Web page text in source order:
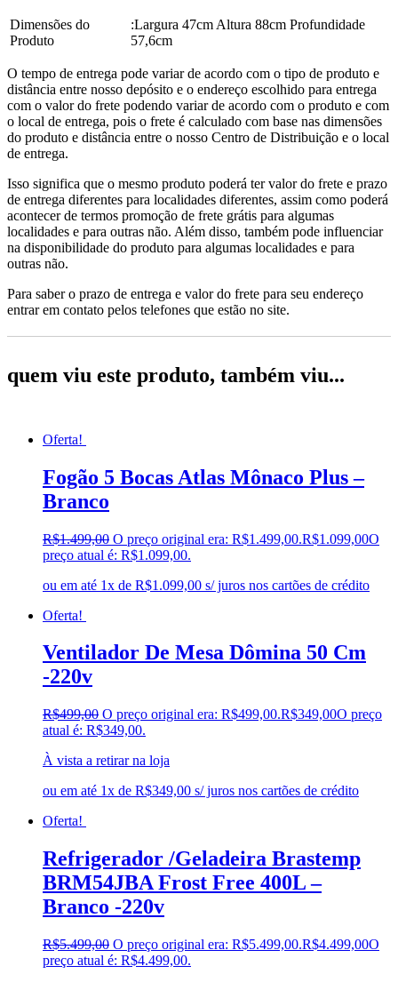
Dimensões do
Produto
:Largura 47cm Altura 88cm Profundidade
57,6cm
O tempo de entrega pode variar de acordo com o tipo de produto e
distância entre nosso depósito e o endereço escolhido para entrega
com o valor do frete podendo variar de acordo com o produto e com
o local de entrega, pois o frete é calculado com base nas dimensões
do produto e distância entre o nosso Centro de Distribuição e o local
de entrega.
Isso significa que o mesmo produto poderá ter valor do frete e prazo
de entrega diferentes para localidades diferentes, assim como poderá
acontecer de termos promoção de frete grátis para algumas
localidades e para outras não. Além disso, também pode influenciar
na disponibilidade do produto para algumas localidades e para
outras não.
Para saber o prazo de entrega e valor do frete para seu endereço
entrar em contato pelos telefones que estão no site.
quem viu este produto, também viu...
Oferta!
Fogão 5 Bocas Atlas Mônaco Plus –
Branco
R$1.499,00 O preço original era: R$1.499,00.R$1.099,00O
preço atual é: R$1.099,00.
ou em até 1x de R$1.099,00 s/ juros nos cartões de crédito
Oferta!
Ventilador De Mesa Dômina 50 Cm
-220v
R$499,00 O preço original era: R$499,00.R$349,00O preço
atual é: R$349,00.
À vista a retirar na loja
ou em até 1x de R$349,00 s/ juros nos cartões de crédito
Oferta!
Refrigerador /Geladeira Brastemp
BRM54JBA Frost Free 400L –
Branco -220v
R$5.499,00 O preço original era: R$5.499,00.R$4.499,00O
preço atual é: R$4.499,00.